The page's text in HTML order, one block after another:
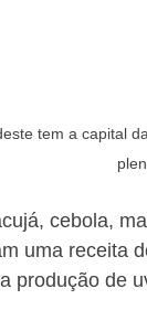
tem a capital
cebola,
uma receita
produção de